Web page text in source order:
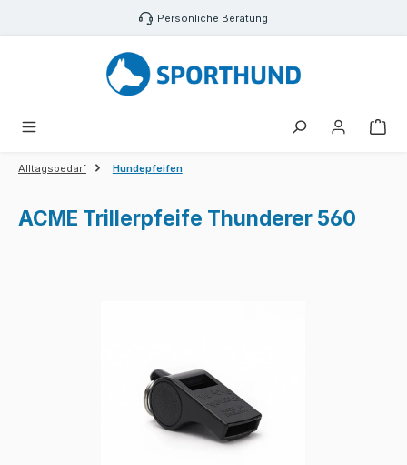
Zum Hauptinhalt springen Persönliche Beratung
Alltagsbedarf Hundepfeifen
ACME Trillerpfeife Thunderer 560